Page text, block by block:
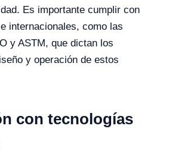
Es importante cumplir con
internacionales, como las
y ASTM, que dictan los
y operación de estos
con tecnologías